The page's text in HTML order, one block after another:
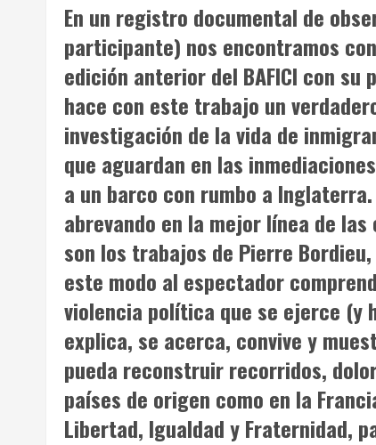
En un registro documental de
participante) nos encontramos con
edición anterior del BAFICI con su
hace con este trabajo un
investigación de la vida de
que aguardan en las
a un barco con rumbo a
abrevando en la mejor línea de
son los trabajos de Pierre
este modo al espectador
violencia política que se ejerce (y
explica, se acerca, convive y
pueda reconstruir recorridos,
países de origen como en la
Libertad, Igualdad y Fraternidad,